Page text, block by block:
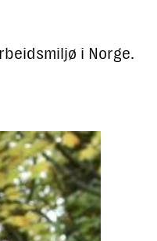
i Norge.